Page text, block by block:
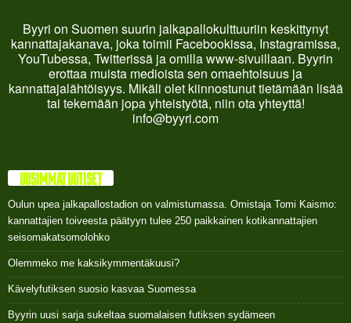
Byyri on Suomen suurin jalkapallokulttuuriin keskittynyt
kannattajakanava, joka toimii Facebookissa, Instagramissa,
YouTubessa, Twitterissä ja omilla www-sivuillaan. Byyrin
erottaa muista medioista sen omaehtoisuus ja
kannattajalähtöisyys. Mikäli olet kiinnostunut tietämään lisää
tai tekemään jopa yhteistyötä, niin ota yhteyttä!
info@byyri.com
UUSIMMAT UUTISET
Oulun upea jalkapallostadion on valmistumassa. Omistaja Tomi Kaismo:
kannattajien toiveesta päätyyn tulee 250 paikkainen kotikannattajien
seisomakatsomolohko
Olemmeko me kaksikymmentäkuusi?
Kävelyfutiksen suosio kasvaa Suomessa
Byyrin uusi sarja sukeltaa suomalaisen futiksen sydämeen